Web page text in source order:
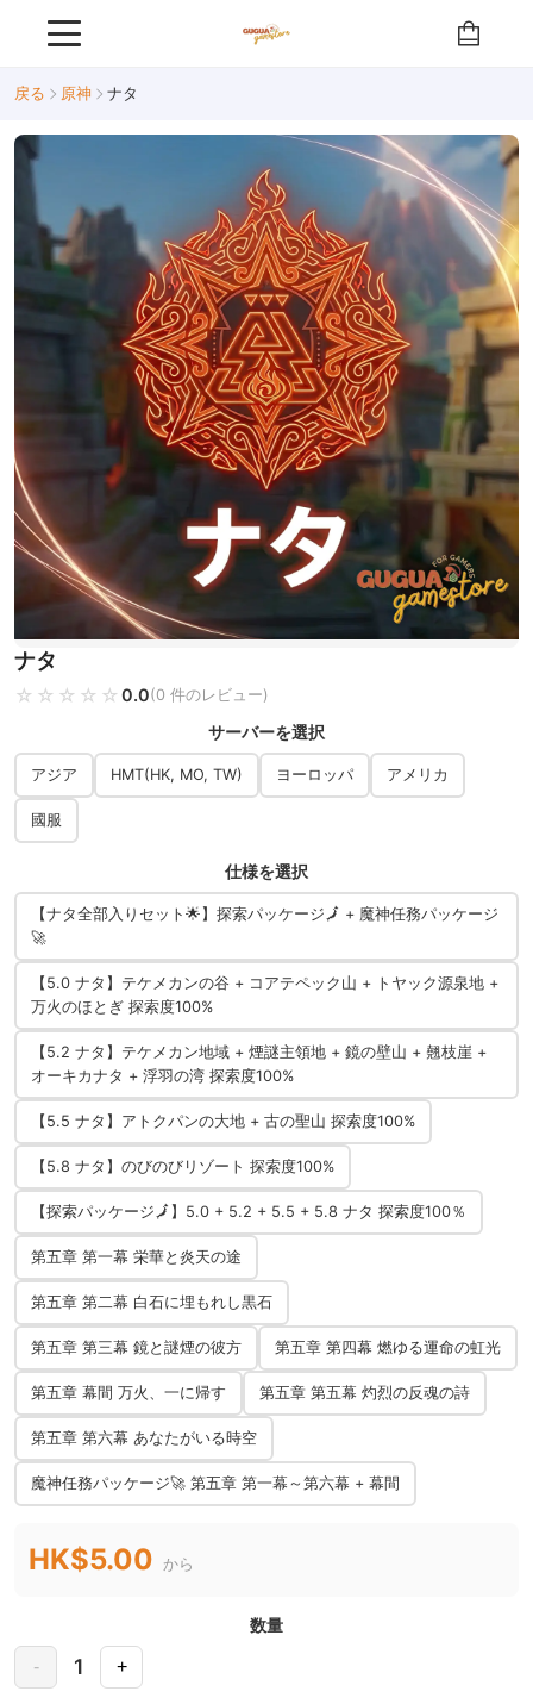
戻る 原神 ナタ
ナタ
☆☆☆☆☆
★★★★★ 0.0(0 件のレビュー)
サーバーを選択
アジア HMT(HK, MO, TW) ヨーロッパ アメリカ
國服
仕様を選択
【ナタ全部入りセット🌟】探索パッケージ🗾 + 魔神任務パッケージ
🚀
【5.0 ナタ】テケメカンの谷 + コアテペック山 + トヤック源泉地 +
万火のほとぎ 探索度100%
【5.2 ナタ】テケメカン地域 + 煙謎主領地 + 鏡の壁山 + 翹枝崖 +
オーキカナタ + 浮羽の湾 探索度100%
【5.5 ナタ】アトクパンの大地 + 古の聖山 探索度100%
【5.8 ナタ】のびのびリゾート 探索度100%
【探索パッケージ🗾】5.0 + 5.2 + 5.5 + 5.8 ナタ 探索度100％
第五章 第一幕 栄華と炎天の途
第五章 第二幕 白石に埋もれし黒石
第五章 第三幕 鏡と謎煙の彼方 第五章 第四幕 燃ゆる運命の虹光
第五章 幕間 万火、一に帰す 第五章 第五幕 灼烈の反魂の詩
第五章 第六幕 あなたがいる時空
魔神任務パッケージ🚀 第五章 第一幕～第六幕 + 幕間
HK$5.00 から
数量
- 1 +